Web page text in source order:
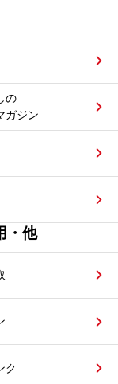
の
ガジン
・他
ク